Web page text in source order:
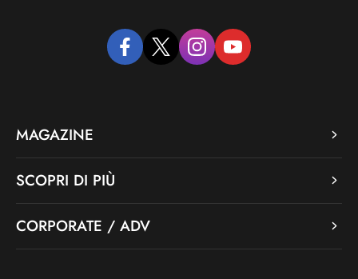
facebooktwitter instagramyoutube
MAGAZINE
SCOPRI DI PIÙ
CORPORATE / ADV